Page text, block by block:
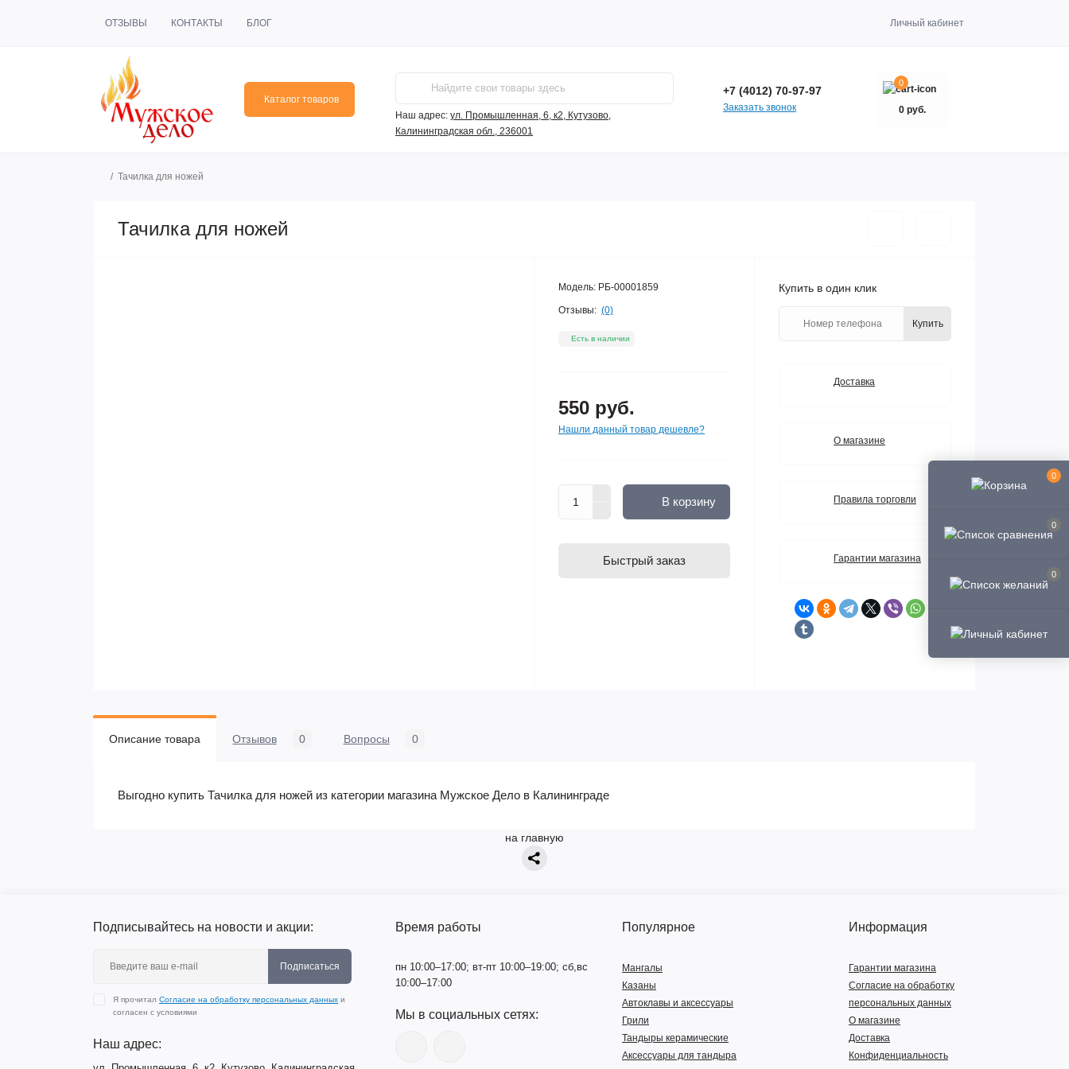
0
0
0
ОТЗЫВЫ КОНТАКТЫ БЛОГ Личный кабинет
Каталог товаров
Наш адрес: ул. Промышленная, 6, к2, Кутузово,
Калининградская обл., 236001
+7 (4012) 70-97-97
Заказать звонок
0
0 руб.
Тачилка для ножей
Тачилка для ножей
Модель: РБ-00001859
Отзывы: (0)
Есть в наличии
550 руб.
Нашли данный товар дешевле?
В корзину
Быстрый заказ
Купить в один клик
Купить
Доставка
О магазине
Правила торговли
Гарантии магазина
Описание товара Отзывов 0 Вопросы 0
Выгодно купить Тачилка для ножей из категории магазина Мужское Дело в Калининграде
на главную
Подписывайтесь на новости и акции:
Подписаться
Я прочитал Согласие на обработку персональных данных и
согласен с условиями
Наш адрес:
Время работы
пн 10:00–17:00; вт-пт 10:00–19:00; сб,вс
10:00–17:00
Мы в социальных сетях:
Популярное
Мангалы
Казаны
Автоклавы и аксессуары
Грили
Тандыры керамические
Аксессуары для тандыра
Информация
Гарантии магазина
Согласие на обработку
персональных данных
О магазине
Доставка
Конфиденциальность